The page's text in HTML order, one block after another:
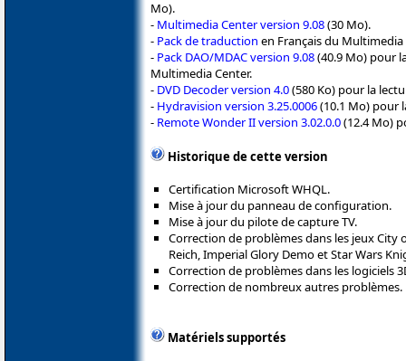
Mo).
- Multimedia Center version 9.08(30 Mo).
- Pack de traduction en Français du Multimedia
- Pack DAO/MDAC version 9.08(40.9 Mo) pour
Multimedia Center.
- DVD Decoder version 4.0(580 Ko) pour la
- Hydravision version 3.25.0006(10.1 Mo) pour
- Remote Wonder II version 3.02.0.0(12.4 Mo)
Historique de cette version
Certification Microsoft WHQL.
Mise à jour du panneau de configuration.
Mise à jour du pilote de capture TV.
Correction de problèmes dans les jeux City
Reich, Imperial Glory Demo et Star Wars
Correction de problèmes dans les logiciels
Correction de nombreux autres problèmes.
Matériels supportés